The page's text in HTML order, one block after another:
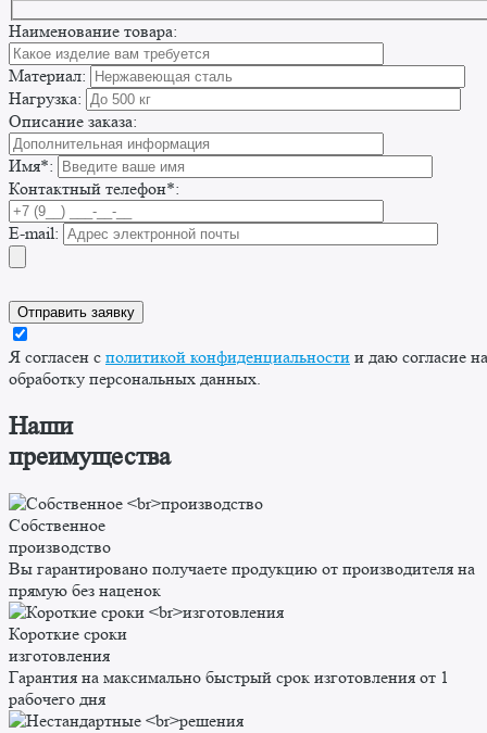
Наименование товара:
Материал:
Нагрузка:
Описание заказа:
Имя*:
Контактный телефон*:
E-mail:
Я согласен с политикой конфиденциальности и даю согласие на
обработку персональных данных.
Наши
преимущества
Собственное
производство
Вы гарантировано получаете продукцию от производителя на
прямую без наценок
Короткие сроки
изготовления
Гарантия на максимально быстрый срок изготовления от 1
рабочего дня